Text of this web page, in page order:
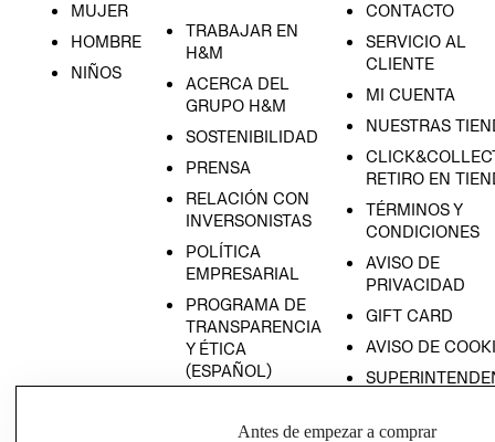
MUJER
HOMBRE
NIÑOS
TRABAJAR EN
H&M
ACERCA DEL
GRUPO H&M
SOSTENIBILIDAD
PRENSA
RELACIÓN CON
INVERSONISTAS
POLÍTICA
EMPRESARIAL
PROGRAMA DE
TRANSPARENCIA
Y ÉTICA
(ESPAÑOL)
TRANSPARENCIA
CONTACTO
SERVICIO AL
CLIENTE
MI CUENTA
NUESTRAS
RETIRO EN
TÉRMINOS Y
CONDICIONES
AVISO DE
PRIVACIDAD
GIFT CARD
AVISO DE
Antes de empezar a comprar